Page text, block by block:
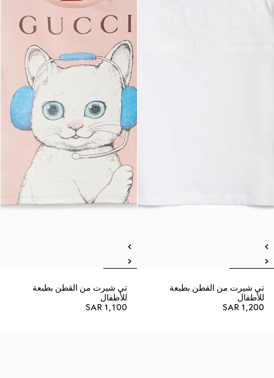
تي شيرت من القطن بطبعة
للأطفال
SAR 1,200
تي شيرت من القطن بطبعة
للأطفال
SAR 1,100